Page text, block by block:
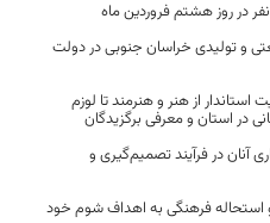
روستا و 362 واحد صنعتی و تولیدی خراسان جنوبی در دولت
استاندار از هنر و هنرمند تا لوزم
در استان و معرفی برگزیدگان
آنان در فرآیند تصمیم‌گیری و
فرهنگی به اهداف شوم خود